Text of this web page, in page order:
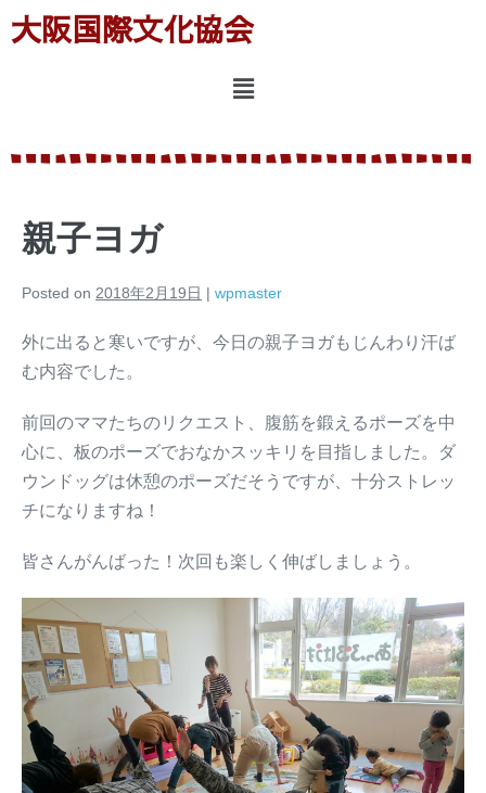
大阪国際文化協会
親子ヨガ
Posted on 2018年2月19日 | wpmaster
外に出ると寒いですが、今日の親子ヨガもじんわり汗ば
む内容でした。
前回のママたちのリクエスト、腹筋を鍛えるポーズを中
心に、板のポーズでおなかスッキリを目指しました。ダ
ウンドッグは休憩のポーズだそうですが、十分ストレッ
チになりますね！
皆さんがんばった！次回も楽しく伸ばしましょう。